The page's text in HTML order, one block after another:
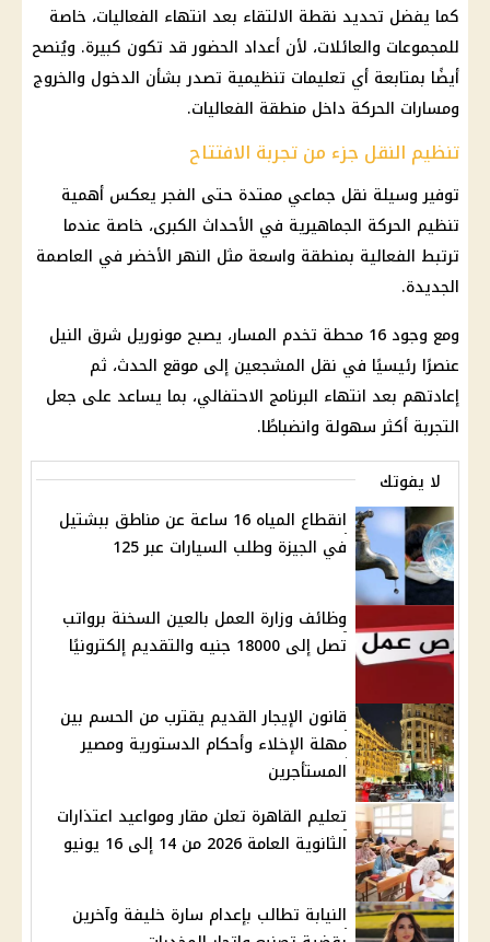
كما يفضل تحديد نقطة الالتقاء بعد انتهاء الفعاليات، خاصة
للمجموعات والعائلات، لأن أعداد الحضور قد تكون كبيرة. ويُنصح
أيضًا بمتابعة أي تعليمات تنظيمية تصدر بشأن الدخول والخروج
ومسارات الحركة داخل منطقة الفعاليات.
تنظيم النقل جزء من تجربة الافتتاح
توفير وسيلة نقل جماعي ممتدة حتى الفجر يعكس أهمية
تنظيم الحركة الجماهيرية في الأحداث الكبرى، خاصة عندما
ترتبط الفعالية بمنطقة واسعة مثل النهر الأخضر في العاصمة
الجديدة.
ومع وجود 16 محطة تخدم المسار، يصبح مونوريل شرق النيل
عنصرًا رئيسيًا في نقل المشجعين إلى موقع الحدث، ثم
إعادتهم بعد انتهاء البرنامج الاحتفالي، بما يساعد على جعل
التجربة أكثر سهولة وانضباطًا.
لا يفوتك
انقطاع المياه 16 ساعة عن مناطق ببشتيل
في الجيزة وطلب السيارات عبر 125
وظائف وزارة العمل بالعين السخنة برواتب
تصل إلى 18000 جنيه والتقديم إلكترونيًا
قانون الإيجار القديم يقترب من الحسم بين
مهلة الإخلاء وأحكام الدستورية ومصير
المستأجرين
تعليم القاهرة تعلن مقار ومواعيد اعتذارات
الثانوية العامة 2026 من 14 إلى 16 يونيو
النيابة تطالب بإعدام سارة خليفة وآخرين